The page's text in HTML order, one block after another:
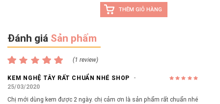
THÊM GIỎ HÀNG
Đánh giá Sản phẩm
(1 review)
KEM NGHỆ TÂY RẤT CHUẨN NHÉ SHOP
25/03/2020
Chị mới dùng kem được 2 ngày. chị cảm ơn là sản phẩm rất chuẩn nhé